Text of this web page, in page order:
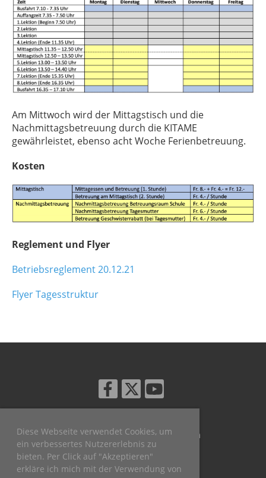
Diese Webseite verwendet Cookies, um
ein verbessertes Nutzererlebnis zu
bieten. Per Click auf "Akzeptieren"
erkläre ich mich mit der Verwendung von
Am Mittwoch wird der Mittagstisch und die
Nachmittagsbetreuung durch die KITAME
gewährleistet, ebenso acht Woche Ferienbetreuung.
Kosten
Reglement und Flyer
Betriebsreglement 20.12.21
Flyer Tagesstruktur
© Ortsgemeinde Weisstannen
Erstellt mit ClubDesk Vereinssoftware